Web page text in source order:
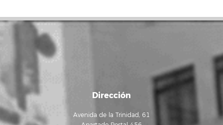
Dirección
Avenida de la Trinidad, 61